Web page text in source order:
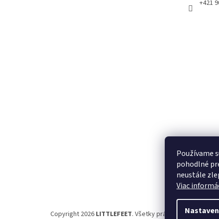
Používame
pohodlné
neustále
Viac
+421
Copyright 2026 LITTLEFEET. Všetky práva vyhradené.